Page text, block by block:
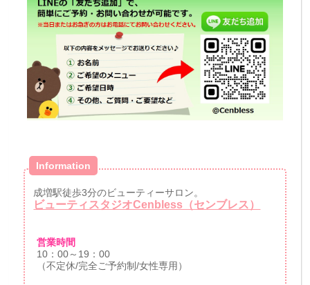
Information
成増駅徒歩3分のビューティーサロン。
ビューティスタジオCenbless（センブレス）
営業時間
10：00～19：00
（不定休/完全ご予約制/女性専用）